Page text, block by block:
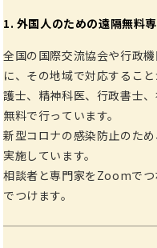
1. 外国人のための遠隔無料
全国の国際交流協会や行政
に、その地域で対応するこ
護士、精神科医、行政書士
無料で行っています。
新型コロナの感染防止のた
実施しています。
相談者と専門家をZoomで
でつけます。